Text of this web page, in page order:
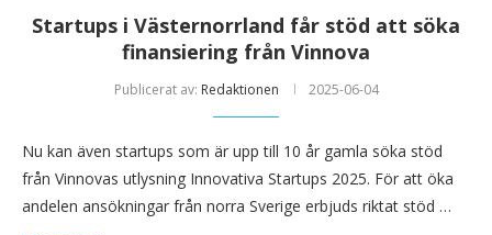
Startups i Västernorrland får stöd att söka
finansiering från Vinnova
Publicerat av: Redaktionen 2025-06-04
Nu kan även startups som är upp till 10 år gamla söka stöd
från Vinnovas utlysning Innovativa Startups 2025. För att öka
andelen ansökningar från norra Sverige erbjuds riktat stöd …